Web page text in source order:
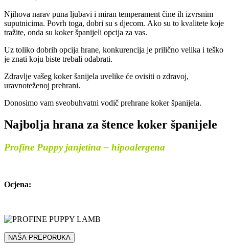
Njihova narav puna ljubavi i miran temperament čine ih izvrsnim
suputnicima. Povrh toga, dobri su s djecom. Ako su to kvalitete koje
tražite, onda su koker španijeli opcija za vas.
Uz toliko dobrih opcija hrane, konkurencija je prilično velika i teško
je znati koju biste trebali odabrati.
Zdravlje vašeg koker šanijela uvelike će ovisiti o zdravoj,
uravnoteženoj prehrani.
Donosimo vam sveobuhvatni vodič prehrane koker španijela.
Najbolja hrana za štence koker španijele
Profine Puppy janjetina – hipoalergena
Ocjena:
NAŠA PREPORUKA